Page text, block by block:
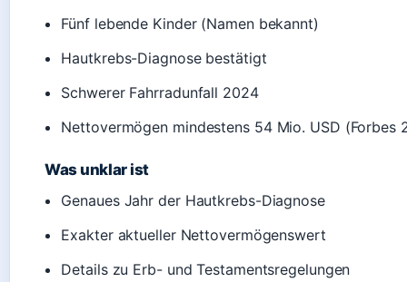
Fünf lebende Kinder (Namen bekannt)
Hautkrebs-Diagnose bestätigt
Schwerer Fahrradunfall 2024
Nettovermögen mindestens 54 Mio. USD (Forbes
Was unklar ist
Genaues Jahr der Hautkrebs-Diagnose
Exakter aktueller Nettovermögenswert
Details zu Erb- und Testamentsregelungen